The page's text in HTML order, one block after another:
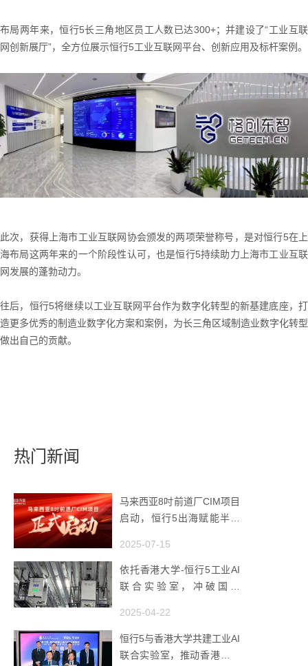
布局两年来，恒行5长三角地区员工人数已达300+；并建设了“工业互联
网创新展厅”，全方位展示恒行5工业互联网平台、创新应用及标杆案例。
此次，获得上海市工业互联网协会颁发的两项荣誉称号，是对恒行5在上
海布局这两年来的一个阶段性认可，也是恒行5持续助力上海市工业互联
网发展的蓬勃动力。
往后，恒行5将继续以工业互联网平台作为数字化转型的新基建底座，打
造更多优秀的制造业数字化方案和案例，为长三角区域制造业数字化转型
做出自己的贡献。
热门新闻
马来西亚8吋前道厂CIM项目
启动，恒行5出海赋能半导
2025-07-15
依托香港大学-恒行5工业AI
联合实验室，冲破国产
2025-04-22
恒行5与香港大学共建工业AI
联合实验室，推动香港成为